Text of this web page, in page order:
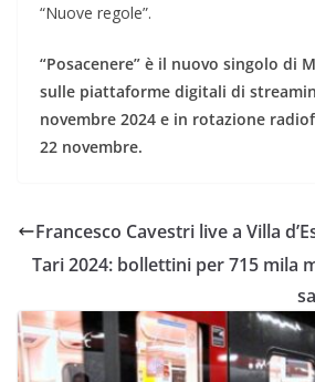
“Nuove regole”.
“Posacenere” è il nuovo singolo di
sulle piattaforme digitali di
novembre 2024 e in rotazione
22 novembre.
Francesco Cavestri live a Villa
Tari 2024: bollettini per 715 mila